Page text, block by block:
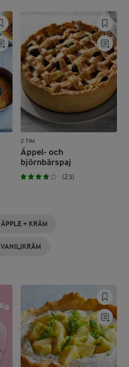
2 TIM
Äppel- och
björnbärspaj
(23)
ÄPPLE + KRÄM
VANILJKRÄM